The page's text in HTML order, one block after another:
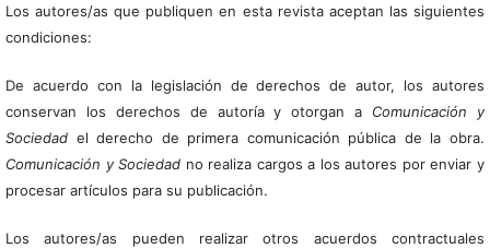
Los autores/as que publiquen en esta revista aceptan las siguientes
condiciones:
De acuerdo con la legislación de derechos de autor, los autores
conservan los derechos de autoría y otorgan a Comunicación y
Sociedadel derecho de primera comunicación pública de la obra.
Comunicación y Sociedad no realiza cargos a los autores por enviar y
procesar artículos para su publicación.
Los autores/as pueden realizar otros acuerdos contractuales